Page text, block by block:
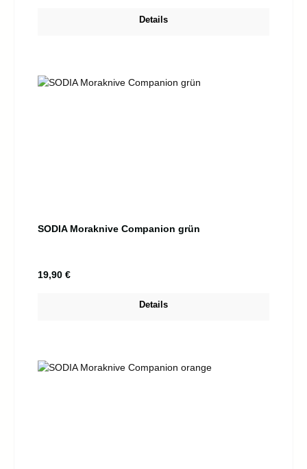
Details
SODIA Moraknive Companion grün
Regulärer Preis:
19,90 €
Details